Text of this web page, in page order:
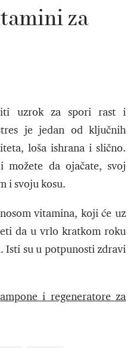
za
uzrok za spori rast i
je jedan od ključnih
loša ishrana i slično.
da ojačate, svoj
i svoju kosu.
vitamina, koji će uz
da u vrlo kratkom roku
Isti su u potpunosti zdravi
i regeneratore za